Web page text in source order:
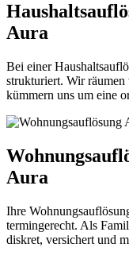
Aura
Bei einer
strukturiert. Wir räumen
kümmern uns um eine
Aura
Ihre
termingerecht. Als
diskret, versichert und